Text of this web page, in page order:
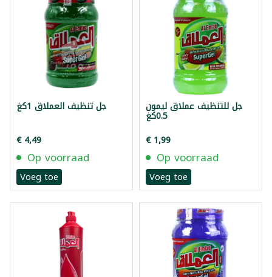
جل تنظيف العملاق 1كغ
€ 4,49
Op voorraad
Voeg toe
جل للتنظيف عملاق ليمون
0.5كغ
€ 1,99
Op voorraad
Voeg toe